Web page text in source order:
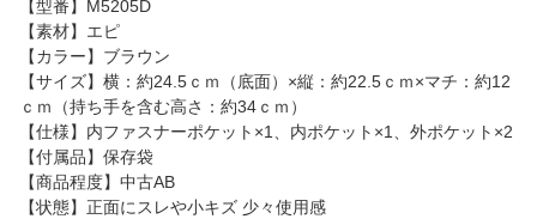
【型番】M5205D
【素材】エピ
【カラー】ブラウン
【サイズ】横：約24.5ｃｍ（底面）×縦：約22.5ｃｍ×マチ：約12
ｃｍ（持ち手を含む高さ：約34ｃｍ）
【仕様】内ファスナーポケット×1、内ポケット×1、外ポケット×2
【付属品】保存袋
【商品程度】中古AB
【状態】正面にスレや小キズ 少々使用感